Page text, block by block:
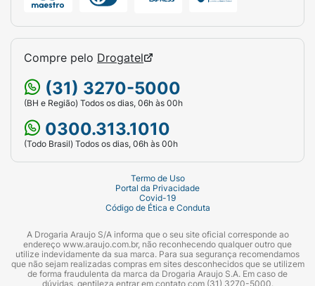
Compre pelo Drogatel
(31) 3270-5000
(BH e Região) Todos os dias, 06h às 00h
0300.313.1010
(Todo Brasil) Todos os dias, 06h às 00h
Termo de Uso
Portal da Privacidade
Covid-19
Código de Ética e Conduta
A Drogaria Araujo S/A informa que o seu site oficial corresponde ao
endereço www.araujo.com.br, não reconhecendo qualquer outro que
utilize indevidamente da sua marca. Para sua segurança recomendamos
que não sejam realizadas compras em sites desconhecidos que se utilizem
de forma fraudulenta da marca da Drogaria Araujo S.A. Em caso de
dúvidas, gentileza entrar em contato com (31) 3270-5000.